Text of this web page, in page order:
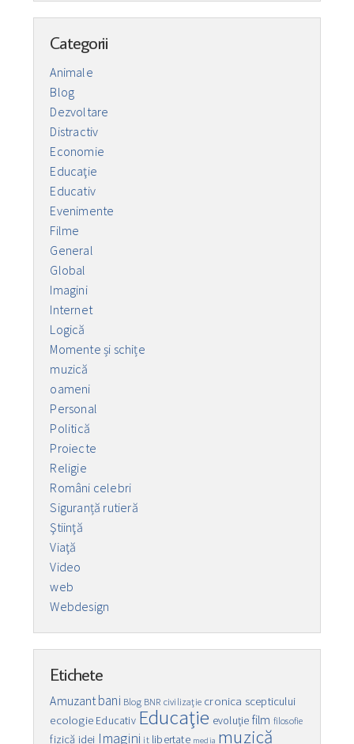
Categorii
Animale
Blog
Dezvoltare
Distractiv
Economie
Educaţie
Educativ
Evenimente
Filme
General
Global
Imagini
Internet
Logică
Momente și schițe
muzică
oameni
Personal
Politică
Proiecte
Religie
Români celebri
Siguranță rutieră
Ştiinţă
Viaţă
Video
web
Webdesign
Etichete
Amuzant bani Blog BNR civilizaţie cronica scepticului
ecologie Educativ Educaţie evoluţie film filosofie
fizică idei Imagini it libertate media muzică